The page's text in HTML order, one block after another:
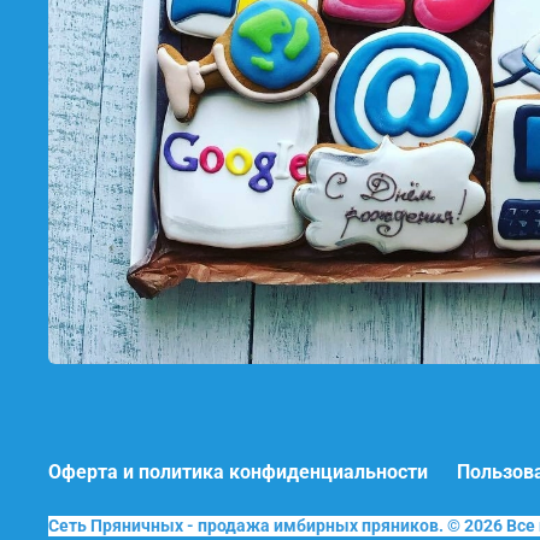
Оферта и политика конфиденциальности
Сеть Пряничных - продажа имбирных пряников. © 2026